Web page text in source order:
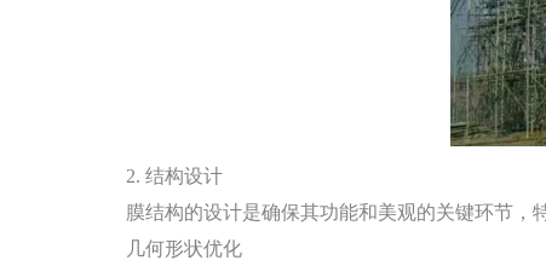
2. 结构设计
膜结构的设计是确保其功能和美观的关键环节，
几何形状优化